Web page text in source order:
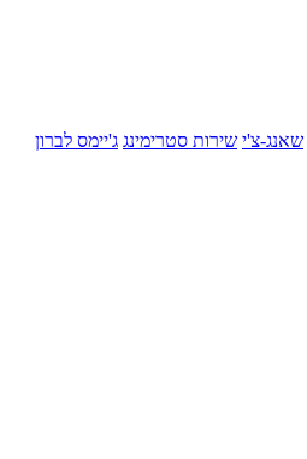
שאנג-צ'י שירות סטרימינג ג'יימס לברון